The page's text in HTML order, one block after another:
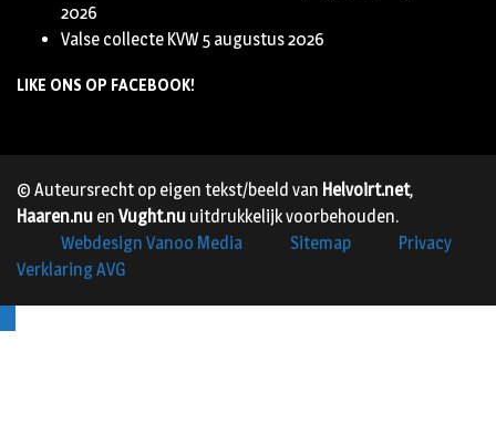
2026
Valse collecte KVW 5 augustus 2026
LIKE ONS OP FACEBOOK!
© Auteursrecht op eigen tekst/beeld van Helvoirt.net,
Haaren.nu en Vught.nu uitdrukkelijk voorbehouden.
Webdesign Vanoo Media
Sitemap
Privacy
Verklaring AVG